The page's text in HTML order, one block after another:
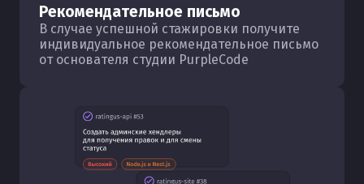
Рекомендательное письмо
В случае успешной стажировки получите
индивидуальное рекомендательное письмо
от основателя студии PurpleCode